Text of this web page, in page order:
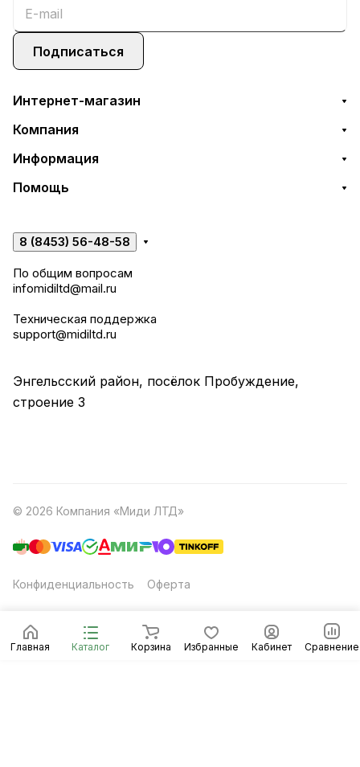
Главная Каталог Корзина Избранные Кабинет Сравнение
Подписаться
Интернет-магазин
Компания
Информация
Помощь
8 (8453) 56-48-58
По общим вопросам
infomidiltd@mail.ru
Техническая поддержка
support@midiltd.ru
Энгельсский район, посёлок Пробуждение,
строение 3
© 2026 Компания «Миди ЛТД»
Конфиденциальность Оферта